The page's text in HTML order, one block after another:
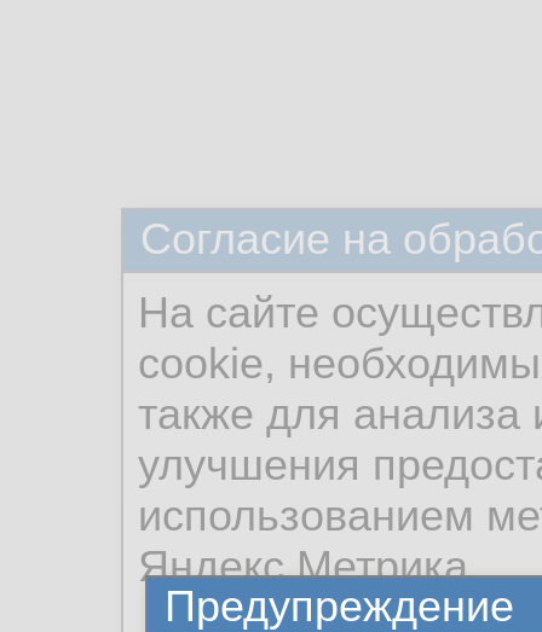
Предупреждение
Согласие на
На сайте
cookie,
также для анализа
улучшения
использованием
Яндекс.Метрика.